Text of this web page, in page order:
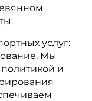
услуг:
Мы
и